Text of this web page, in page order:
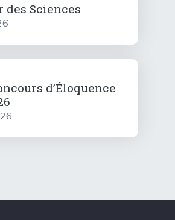
des Sciences
d’Éloquence